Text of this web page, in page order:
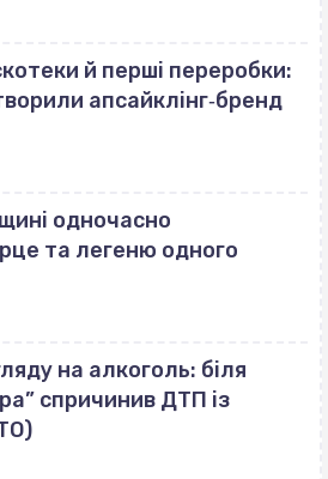
й перші переробки:
апсайклінг‐бренд
одночасно
та легеню одного
на алкоголь: біля
спричинив ДТП із